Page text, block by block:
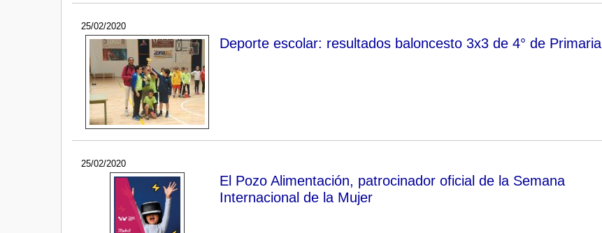
25/02/2020
Deporte escolar: resultados baloncesto 3x3 de 4° de Primaria
25/02/2020
El Pozo Alimentación, patrocinador oficial de la Semana
Internacional de la Mujer